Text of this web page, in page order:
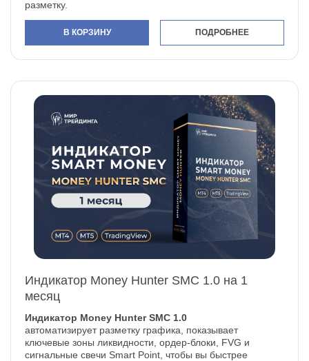
разметку.
В КОРЗИНУ ПОДРОБНЕЕ
Индикатор Money Hunter SMC 1.0 на 1
месяц
Индикатор Money Hunter SMC 1.0
автоматизирует разметку графика, показывает
ключевые зоны ликвидности, ордер-блоки, FVG и
сигнальные свечи Smart Point, чтобы вы быстрее